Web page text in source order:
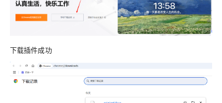
下载插件成功